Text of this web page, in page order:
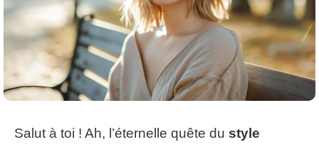
Salut à toi ! Ah, l’éternelle quête du style